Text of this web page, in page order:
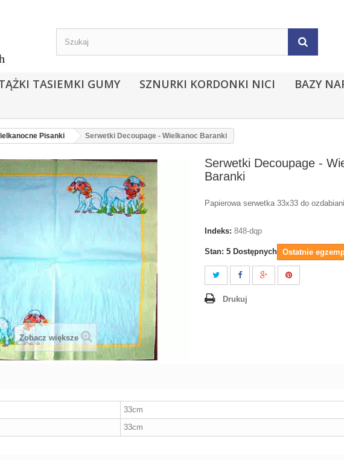
TASIEMKI GUMY SZNURKI KORDONKI NICI BAZY
Pisanki Serwetki Decoupage - Wielkanoc Baranki
Zobacz większe
Serwetki Decoupage -
Baranki
Papierowa serwetka 33x33 do
Indeks: 848-dqp
Stan: 5 Dostępnych Ostatnie
Drukuj
33cm
33cm